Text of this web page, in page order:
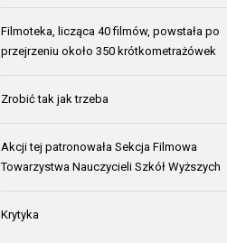
Filmoteka, licząca 40 filmów, powstała po
przejrzeniu około 350 krótkometrażówek
Zrobić tak jak trzeba
Akcji tej patronowała Sekcja Filmowa
Towarzystwa Nauczycieli Szkół Wyższych
Krytyka